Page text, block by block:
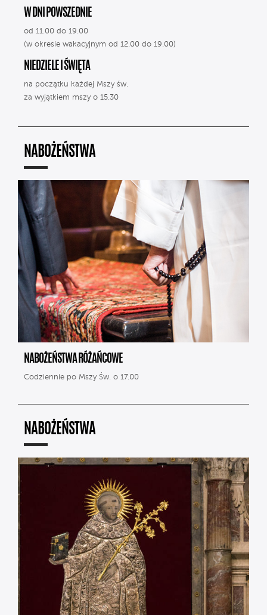
W DNI POWSZEDNIE
od 11.00 do 19.00
(w okresie wakacyjnym od 12.00 do 19.00)
NIEDZIELE I ŚWIĘTA
na początku każdej Mszy św.
za wyjątkiem mszy o 15.30
NABOŻEŃSTWA
NABOŻEŃSTWA RÓŻAŃCOWE
Codziennie po Mszy Św. o 17.00
NABOŻEŃSTWA